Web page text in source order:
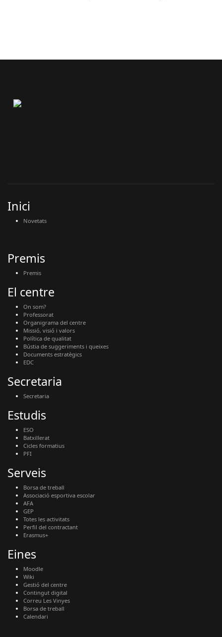
Inici
Novetats
Premis
Premis
El centre
On som?
Professorat
Organigrama del centre
Missió, visió i valors
Política de qualitat
Bústia de suggeriments i queixes
Documents estratègics
EDC
Secretaria
Secretaria
Estudis
ESO
Batxillerat
Cicles formatius
PFI
Serveis
Borsa de treball
Associació esportiva escolar
AFA
GEP
Totes les activitats
Perfil del contractant
Erasmus+
Eines
Moodle
Wiki
Gestió del centre
Contingut digital
Correu Les Vinyes
Borsa de treball
Calendari